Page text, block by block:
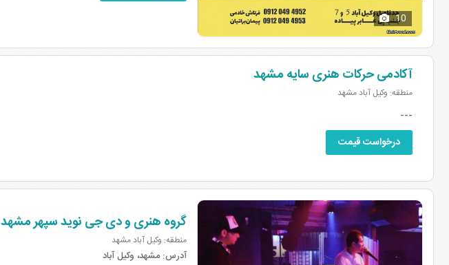
10
آکادمی حرکات هنری سایه مشهد
منطقه: وکیل آباد مشهد
---
درخواست قیمت
گروه هنری و دی جی نوید سپهر مشهد
منطقه: وکیل آباد مشهد
آدرس:مشهد، وکیل آباد